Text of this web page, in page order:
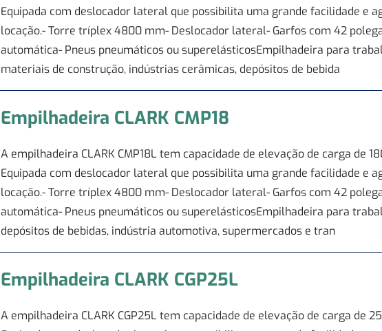
Equipada com deslocador lateral que possibilita uma grande facilidade e
locação.- Torre tríplex 4800 mm- Deslocador lateral- Garfos com 42
automática- Pneus pneumáticos ou superelásticosEmpilhadeira para
materiais de construção, indústrias cerâmicas, depósitos de bebida
Empilhadeira CLARK CMP18
A empilhadeira CLARK CMP18L tem capacidade de elevação de carga de
Equipada com deslocador lateral que possibilita uma grande facilidade e
locação.- Torre tríplex 4800 mm- Deslocador lateral- Garfos com 42
automática- Pneus pneumáticos ou superelásticosEmpilhadeira para
depósitos de bebidas, indústria automotiva, supermercados e tran
Empilhadeira CLARK CGP25L
A empilhadeira CLARK CGP25L tem capacidade de elevação de carga de